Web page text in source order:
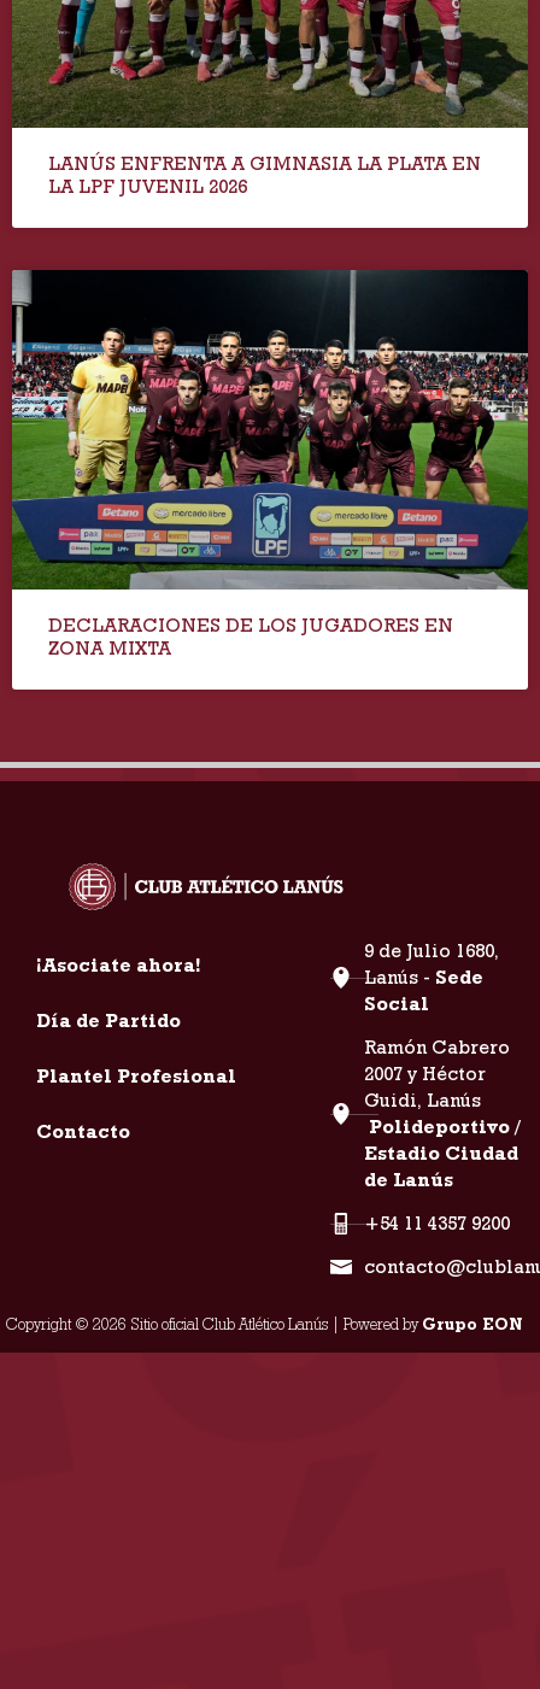
LANÚS ENFRENTA A GIMNASIA LA PLATA EN
LA LPF JUVENIL 2026
DECLARACIONES DE LOS JUGADORES EN
ZONA MIXTA
¡Asociate ahora!
Día de Partido
Plantel Profesional
Contacto
9 de Julio 1680,
Lanús - Sede
Social
Ramón Cabrero
2007 y Héctor
Guidi, Lanús
Polideportivo /
Estadio Ciudad
de Lanús
+54 11 4357 9200
Copyright © 2026 Sitio oficial Club Atlético Lanús | Powered byGrupo EON